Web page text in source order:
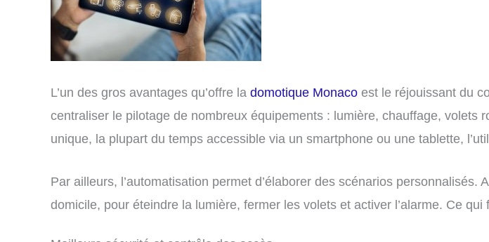
L’un des gros avantages qu’offre la domotique Monaco est le réjouissant du
centraliser le pilotage de nombreux équipements : lumière, chauffage,
unique, la plupart du temps accessible via un smartphone ou une tablette,
Par ailleurs, l’automatisation permet d’élaborer des scénarios
domicile, pour éteindre la lumière, fermer les volets et activer l’alarme. Ce qui